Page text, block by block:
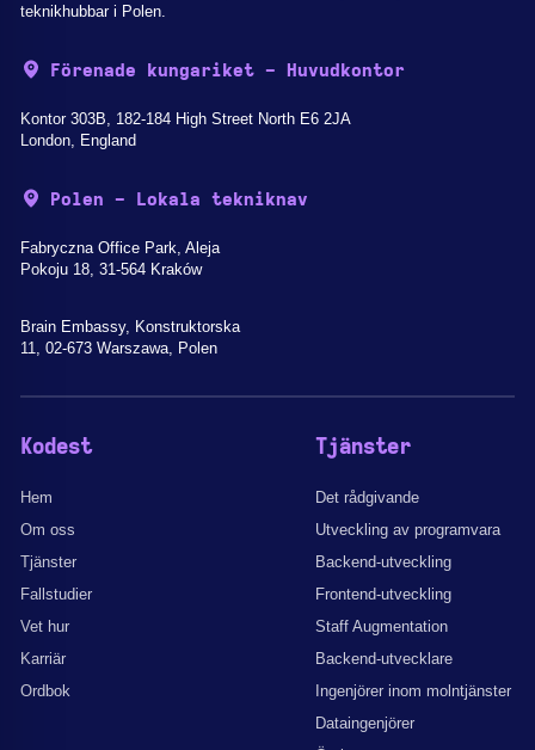
teknikhubbar i Polen.
Förenade kungariket - Huvudkontor
Kontor 303B, 182-184 High Street North E6 2JA
London, England
Polen - Lokala tekniknav
Fabryczna Office Park, Aleja
Pokoju 18, 31-564 Kraków
Brain Embassy, Konstruktorska
11, 02-673 Warszawa, Polen
Kodest
Hem
Om oss
Tjänster
Fallstudier
Vet hur
Karriär
Ordbok
Tjänster
Det rådgivande
Utveckling av programvara
Backend-utveckling
Frontend-utveckling
Staff Augmentation
Backend-utvecklare
Ingenjörer inom molntjänster
Dataingenjörer